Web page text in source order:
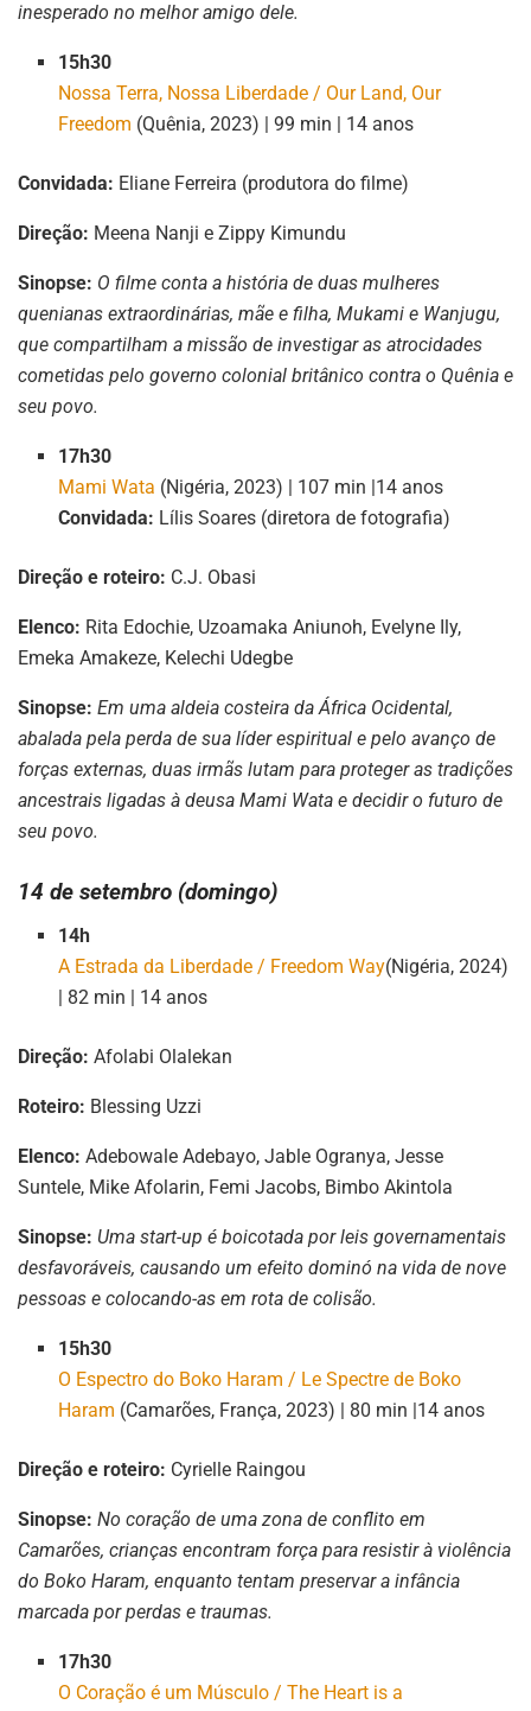
inesperado no melhor amigo dele.
15h30
Nossa Terra, Nossa Liberdade / Our Land, Our
Freedom (Quênia, 2023) | 99 min | 14 anos
Convidada: Eliane Ferreira (produtora do filme)
Direção: Meena Nanji e Zippy Kimundu
Sinopse: O filme conta a história de duas mulheres
quenianas extraordinárias, mãe e filha, Mukami e Wanjugu,
que compartilham a missão de investigar as atrocidades
cometidas pelo governo colonial britânico contra o Quênia e
seu povo.
17h30
Mami Wata (Nigéria, 2023) | 107 min |14 anos
Convidada: Lílis Soares (diretora de fotografia)
Direção e roteiro: C.J. Obasi
Elenco: Rita Edochie, Uzoamaka Aniunoh, Evelyne Ily,
Emeka Amakeze, Kelechi Udegbe
Sinopse: Em uma aldeia costeira da África Ocidental,
abalada pela perda de sua líder espiritual e pelo avanço de
forças externas, duas irmãs lutam para proteger as tradições
ancestrais ligadas à deusa Mami Wata e decidir o futuro de
seu povo.
14 de setembro (domingo)
14h
A Estrada da Liberdade / Freedom Way(Nigéria, 2024)
| 82 min | 14 anos
Direção: Afolabi Olalekan
Roteiro: Blessing Uzzi
Elenco: Adebowale Adebayo, Jable Ogranya, Jesse
Suntele, Mike Afolarin, Femi Jacobs, Bimbo Akintola
Sinopse: Uma start-up é boicotada por leis governamentais
desfavoráveis, causando um efeito dominó na vida de nove
pessoas e colocando-as em rota de colisão.
15h30
O Espectro do Boko Haram / Le Spectre de Boko
Haram (Camarões, França, 2023) | 80 min |14 anos
Direção e roteiro: Cyrielle Raingou
Sinopse: No coração de uma zona de conflito em
Camarões, crianças encontram força para resistir à violência
do Boko Haram, enquanto tentam preservar a infância
marcada por perdas e traumas.
17h30
O Coração é um Músculo / The Heart is a